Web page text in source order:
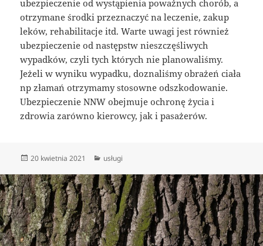
ubezpieczenie od wystąpienia poważnych chorób, a
otrzymane środki przeznaczyć na leczenie, zakup
leków, rehabilitacje itd. Warte uwagi jest również
ubezpieczenie od następstw nieszczęśliwych
wypadków, czyli tych których nie planowaliśmy.
Jeżeli w wyniku wypadku, doznaliśmy obrażeń ciała
np złamań otrzymamy stosowne odszkodowanie.
Ubezpieczenie NNW obejmuje ochronę życia i
zdrowia zarówno kierowcy, jak i pasażerów.
Data
20 kwietnia 2021 Kategorie
usługi